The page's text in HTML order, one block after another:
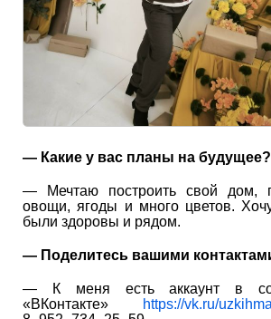
— Какие у вас планы на будущее?
— Мечтаю построить свой дом,
овощи, ягоды и много цветов.
были здоровы и рядом.
— Поделитесь вашими
— К меня есть аккаунт в
«ВКонтакте»
https://vk.ru/